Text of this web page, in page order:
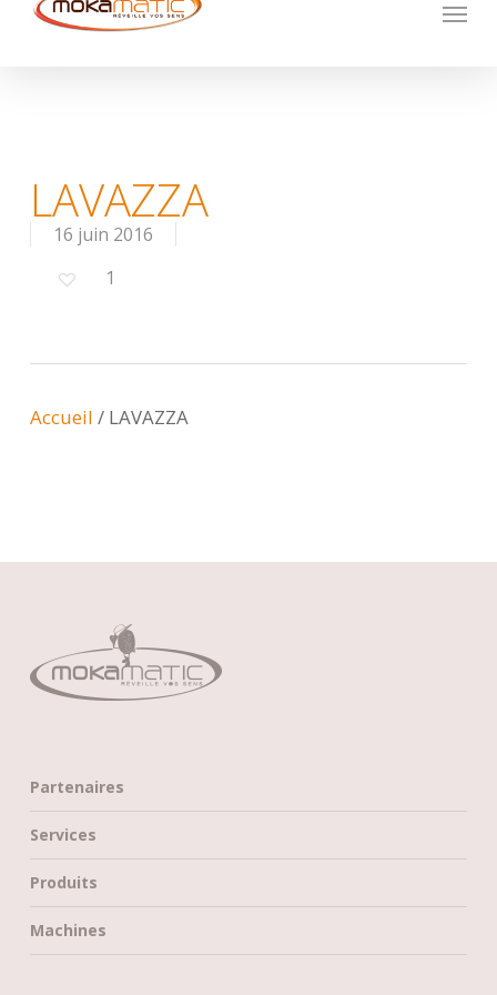
LAVAZZA
16 juin 2016
1
Accueil / LAVAZZA
Partenaires
Services
Produits
Machines